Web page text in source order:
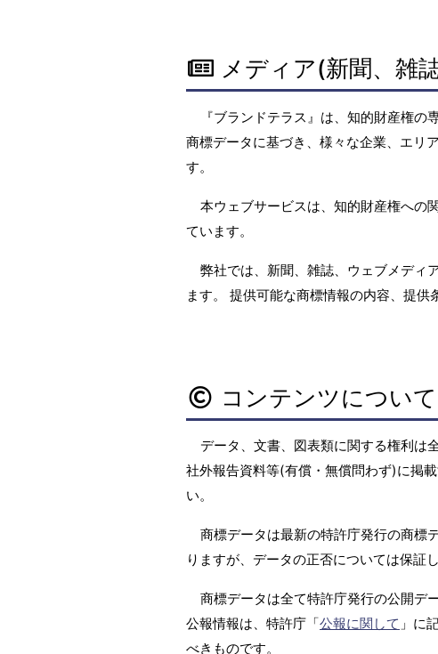
メディア(新聞、雑
『ブランドテラス』は、知的財産権
商標データに基づき、様々な企業、エリ
す。
本ウェブサービスは、知的財産権への
ています。
弊社では、新聞、雑誌、ウェブメディ
ます。 提供可能な商標情報の内容、提供
コンテンツについて
データ、文書、図表類に関する権利は
社外報告資料等(有償・無償問わず)に掲
い。
商標データは最新の特許庁発行の商標
りますが、データの正否については保証
商標データは全て特許庁発行の公開デ
公報情報は、特許庁「公報に関して 」に
べきものです。